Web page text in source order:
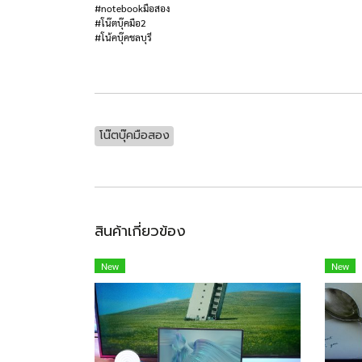
#notebookมือสอง
#โน๊ตบุ๊คมือ2
#โน้คบุ๊คชลบุรี
โน๊ตบุ๊คมือสอง
สินค้าเกี่ยวข้อง
New New